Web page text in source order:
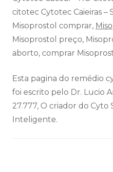
citotec Cytotec Caieiras –
Misoprostol comprar,
Misoprostol preço,
aborto, comprar
Esta pagina do remédio
foi escrito pelo Dr. Lucio
27.777, O criador do
Inteligente.